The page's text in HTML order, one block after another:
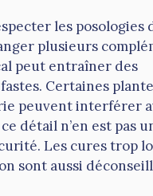
les posologies
plusieurs
peut entraîner des
Certaines
peuvent interférer
détail n’en est pas
Les cures trop
sont aussi